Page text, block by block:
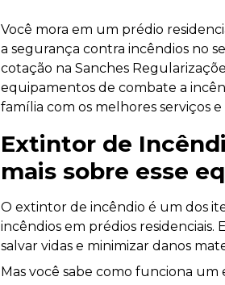
Você mora em um prédio
a segurança contra incêndios no
cotação na Sanches
equipamentos de combate a
família com os melhores serviços
Extintor de
mais sobre esse
O extintor de incêndio é um dos
incêndios em prédios
salvar vidas e minimizar danos
Mas você sabe como funciona